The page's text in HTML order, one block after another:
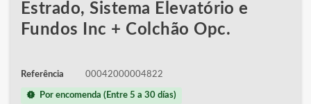
Estrado, Sistema Elevatório e
Fundos Inc + Colchão Opc.
Referência 00042000004822
new_releases Por encomenda (Entre 5 a 30 días)